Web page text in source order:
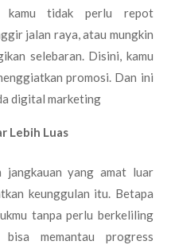
kamu tidak perlu repot
jalan raya, atau mungkin
selebaran. Disini, kamu
promosi. Dan ini
digital marketing
Lebih Luas
jangkauan yang amat luar
keunggulan itu. Betapa
tanpa perlu berkeliling
memantau progress